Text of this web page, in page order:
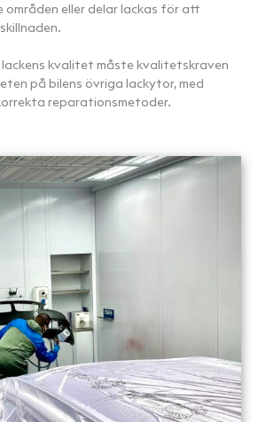
områden eller delar lackas för att
kvalitet måste kvalitetskraven
på bilens övriga lackytor, med
reparationsmetoder.